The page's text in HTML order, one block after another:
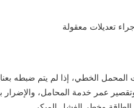
المحمل الخطي، إذا لم يتم ضبطه
عمر خدمة المحامل، والإضرار